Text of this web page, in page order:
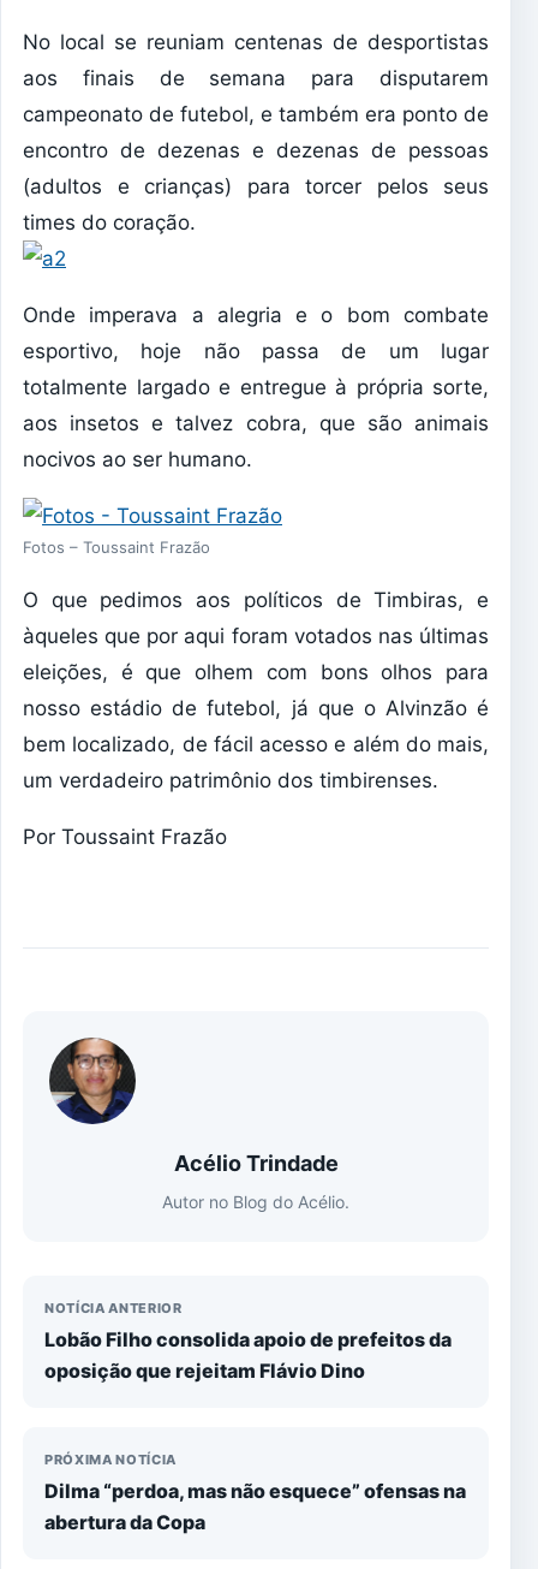
No local se reuniam centenas de desportistas
aos finais de semana para disputarem
campeonato de futebol, e também era ponto de
encontro de dezenas e dezenas de pessoas
(adultos e crianças) para torcer pelos seus
times do coração.
Onde imperava a alegria e o bom combate
esportivo, hoje não passa de um lugar
totalmente largado e entregue à própria sorte,
aos insetos e talvez cobra, que são animais
nocivos ao ser humano.
Fotos – Toussaint Frazão
O que pedimos aos políticos de Timbiras, e
àqueles que por aqui foram votados nas últimas
eleições, é que olhem com bons olhos para
nosso estádio de futebol, já que o Alvinzão é
bem localizado, de fácil acesso e além do mais,
um verdadeiro patrimônio dos timbirenses.
Por Toussaint Frazão
Acélio Trindade
Autor no Blog do Acélio.
NOTÍCIA ANTERIOR
Lobão Filho consolida apoio de prefeitos da
oposição que rejeitam Flávio Dino
PRÓXIMA NOTÍCIA
Dilma “perdoa, mas não esquece” ofensas na
abertura da Copa